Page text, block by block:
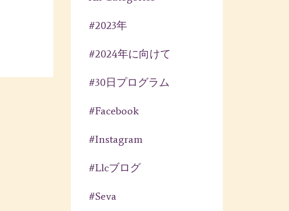
#2023年
#2024年に向けて
#30日プログラム
#facebook
#instagram
#llcブログ
#seva